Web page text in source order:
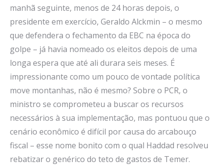
manhã seguinte, menos de 24 horas depois, o
presidente em exercício, Geraldo Alckmin – o mesmo
que defendera o fechamento da EBC na época do
golpe – já havia nomeado os eleitos depois de uma
longa espera que até ali durara seis meses. É
impressionante como um pouco de vontade política
move montanhas, não é mesmo? Sobre o PCR, o
ministro se comprometeu a buscar os recursos
necessários à sua implementação, mas pontuou que o
cenário econômico é difícil por causa do arcabouço
fiscal – esse nome bonito com o qual Haddad resolveu
rebatizar o genérico do teto de gastos de Temer.